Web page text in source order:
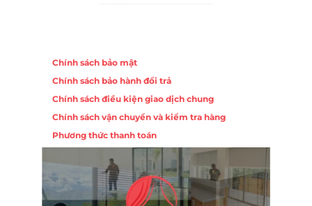
Chính sách bảo mật
Chính sách bảo hành đổi trả
Chính sách điều kiện giao dịch chung
Chính sách vận chuyển và kiểm tra hàng
Phương thức thanh toán